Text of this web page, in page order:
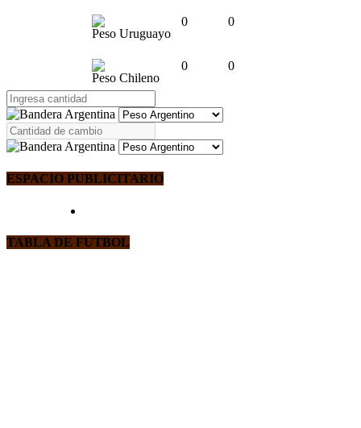
Peso Uruguayo
0 0
Peso Chileno
0 0
ESPACIO PUBLICITARIO
TABLA DE FUTBOL